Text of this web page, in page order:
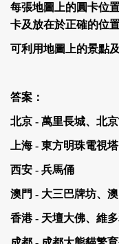
每張地圖上的圓卡位
卡及放在於正確的位
可利用地圖上的景點
答案：
北京 - 萬里長城、北
上海 - 東方明珠電視
西安 - 兵馬俑
澳門 - 大三巴牌坊、
香港 - 天壇大佛、維